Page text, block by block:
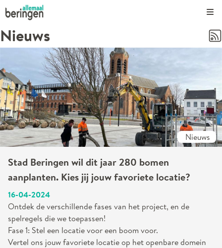
Nieuws
Nieuws
Stad Beringen wil dit jaar 280 bomen
aanplanten. Kies jij jouw favoriete locatie?
16-04-2024
Ontdek de verschillende fases van het project, en de
spelregels die we toepassen!
Fase 1: Stel een locatie voor een boom voor.
Vertel ons jouw favoriete locatie op het openbare domein